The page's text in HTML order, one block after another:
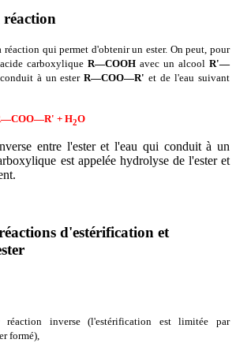
qui permet d'obtenir un ester. On peut, pour
carboxylique R—COOH avec un alcool R'—
à un esterR—COO—R' et de l'eau suivant
+ H2O
entre l'ester et l'eau qui conduit à un
est appelée hydrolyse de l'ester et
d'estérification et
inverse (l'estérification est limitée par
formé),